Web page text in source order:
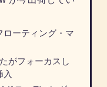
ーティング・マ
がフォーカスし
入